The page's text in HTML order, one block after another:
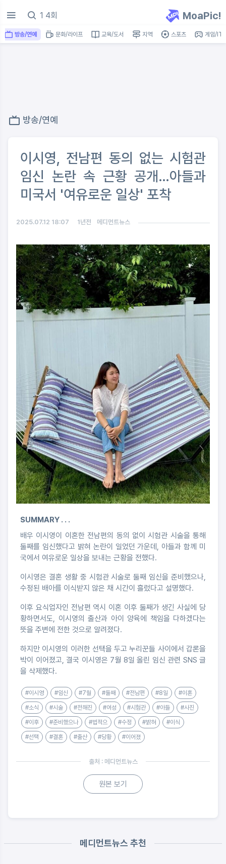
MoaPic!
방송/연예 문화/라이프 교육/도서 지역 스포츠 게임/IT
방송/연예
이시영, 전남편 동의 없는 시험관
임신 논란 속 근황 공개…아들과
미국서 '여유로운 일상' 포착
2025.07.12 18:07 1년전 메디먼트뉴스
SUMMARY . . .
배우 이시영이 이혼한 전남편의 동의 없이 시험관 시술을 통해
둘째를 임신했다고 밝혀 논란이 일었던 가운데, 아들과 함께 미
국에서 여유로운 일상을 보내는 근황을 전했다.
이시영은 결혼 생활 중 시험관 시술로 둘째 임신을 준비했으나,
수정된 배아를 이식받지 않은 채 시간이 흘렀다고 설명했다.
이후 요식업자인 전남편 역시 이혼 이후 둘째가 생긴 사실에 당
황하면서도, 이시영의 출산과 아이 양육에 책임을 다하겠다는
뜻을 주변에 전한 것으로 알려졌다.
하지만 이시영의 이러한 선택을 두고 누리꾼들 사이에서 갑론을
박이 이어졌고, 결국 이시영은 7월 8일 올린 임신 관련 SNS 글
을 삭제했다.
#이시영 #임신 #7월 #둘째 #전남편 #8일 #이혼
#소식 #시술 #전해진 #여성 #시험관 #아들 #사진
#이후 #준비했으나 #법적으 #수정 #밝혀 #이식
#선택 #결혼 #출산 #당황 #이어졌
출처 : 메디먼트뉴스
원본 보기
메디먼트뉴스 추천